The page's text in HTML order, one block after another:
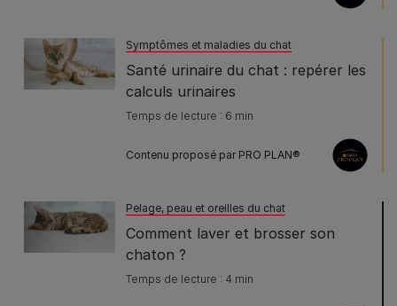
Symptômes et maladies du chat
Santé urinaire du chat : repérer les
calculs urinaires
Temps de lecture : 6 min
Contenu proposé par PRO PLAN®
Pelage, peau et oreilles du chat
Comment laver et brosser son
chaton ?
Temps de lecture : 4 min